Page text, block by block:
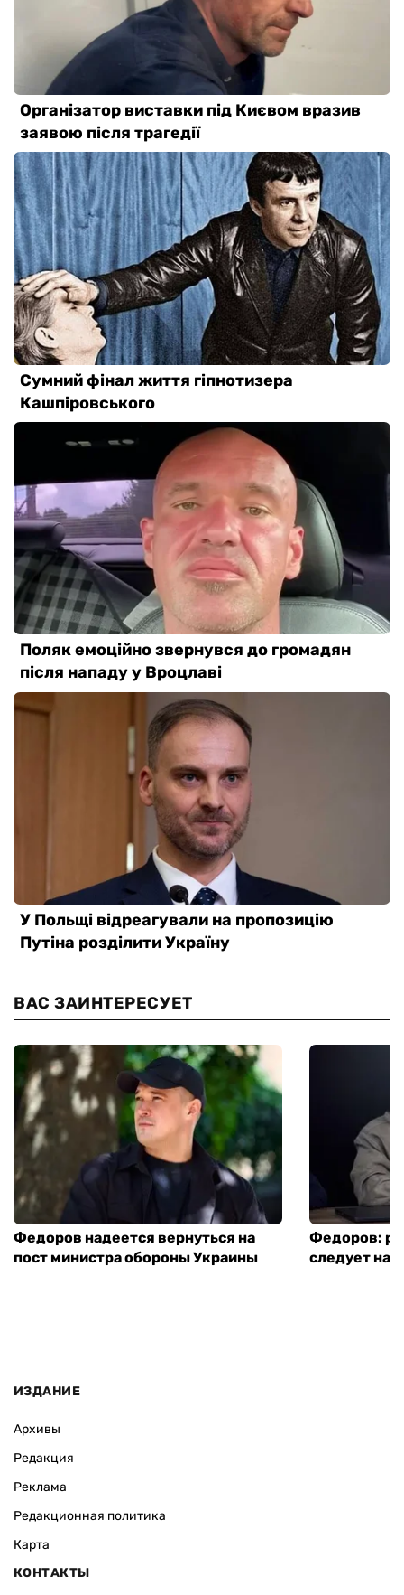
ВАС ЗАИНТЕРЕСУЕТ
Федоров надеется вернуться на
пост министра обороны Украины
Федоров:
следует
ИЗДАНИЕ
Архивы
Редакция
Реклама
Редакционная политика
Карта
КОНТАКТЫ